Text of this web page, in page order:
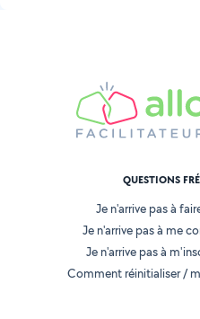
QUESTIONS
Je n'arrive pas à
Je n'arrive pas à me
Je n'arrive pas à
Comment réinitialiser /